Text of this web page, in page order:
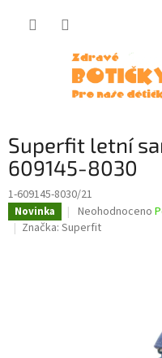
Superfit letní
609145-8030
1-609145-8030/21
Novinka
Průměrné
hodnocení
Neohodnoceno
Značka: Superfit